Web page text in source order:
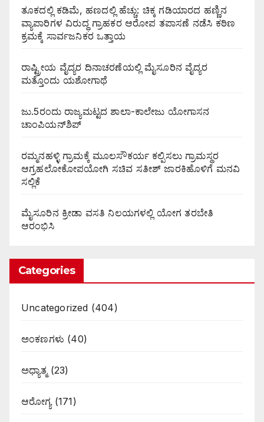
ತೂಕದಲ್ಲಿ ಕಡಿಮೆ, ಹಣದಲ್ಲಿ ಹೆಚ್ಚು: ಚಿಕ್ಕ ಗಡಿಯಾರದ ಹಣ್ಣಿನ
ವ್ಯಾಪಾರಿಗಳ ವಿರುದ್ಧ ಗ್ರಾಹಕರ ಆರೋಪ ತಪಾಸಣೆ ನಡೆಸಿ ಕಠಿಣ
ಕ್ರಮಕ್ಕೆ ಸಾರ್ವಜನಿಕರ ಒತ್ತಾಯ
ರಾಷ್ಟ್ರೀಯ ವೈದ್ಯರ ದಿನಾಚರಣೆಯಲ್ಲಿ ಮೈಸೂರಿನ ವೈದ್ಯರ
ಮತ್ತೊಂದು ಯಶೋಗಾಥೆ
ಜು.5ರಂದು ರಾಜ್ಯಮಟ್ಟದ ಶಾಲಾ-ಕಾಲೇಜು ಯೋಗಾಸನ
ಚಾಂಪಿಯನ್‌ಶಿಪ್
ರಮ್ಮನಹಳ್ಳಿ ಗ್ರಾಮಕ್ಕೆ ಮೂಲಸೌಕರ್ಯ ಕಲ್ಪಿಸಲು ಗ್ರಾಮಸ್ಥರ
ಆಗ್ರಹಲೋಕೋಪಯೋಗಿ ಸಚಿವ ಸತೀಶ್ ಜಾರಕಿಹೊಳಿಗೆ ಮನವಿ
ಸಲ್ಲಿಕೆ
ಮೈಸೂರಿನ ಕ್ರೀಡಾ ವಸತಿ ನಿಲಯಗಳಲ್ಲಿ ಯೋಗ ತರಬೇತಿ
ಆರಂಭಿಸಿ
Categories
Uncategorized (404)
ಅಂಕಣಗಳು (40)
ಅಧ್ಯಾತ್ಮ(23)
ಆರೋಗ್ಯ(171)